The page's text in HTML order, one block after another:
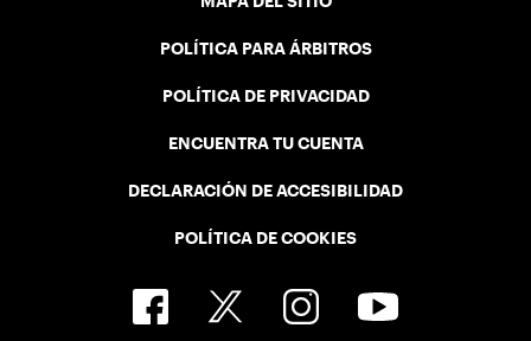
POLÍTICA PARA ÁRBITROS
POLÍTICA DE PRIVACIDAD
ENCUENTRA TU CUENTA
DECLARACIÓN DE ACCESIBILIDAD
POLÍTICA DE COOKIES